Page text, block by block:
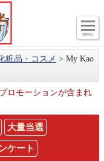
menu
粧品・コスメ
My Kao
ロモーションが含まれ
大量当選
ケート